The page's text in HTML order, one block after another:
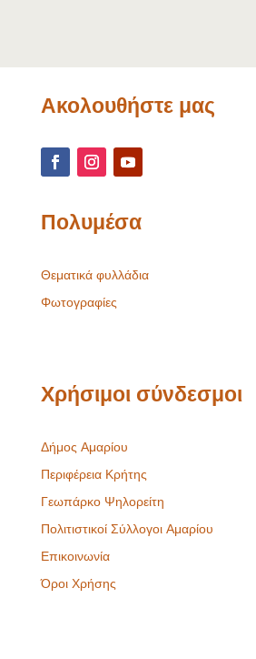
Ακολουθήστε μας
Πολυμέσα
Θεματικά φυλλάδια
Φωτογραφίες
Χρήσιμοι σύνδεσμοι
Δήμος Αμαρίου
Περιφέρεια Κρήτης
Γεωπάρκο Ψηλορείτη
Πολιτιστικοί Σύλλογοι Αμαρίου
Επικοινωνία
Όροι Χρήσης